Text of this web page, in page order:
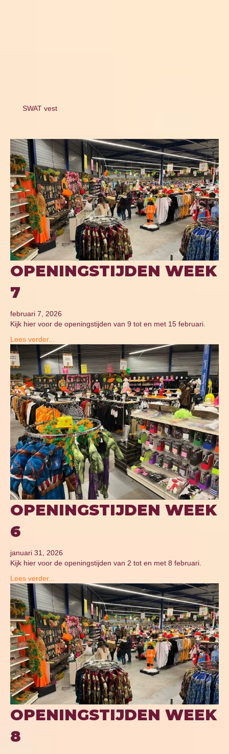
SWAT vest
OPENINGSTIJDEN WEEK
7
februari 7, 2026
Kijk hier voor de openingstijden van 9 tot en met 15 februari.
Lees verder...
OPENINGSTIJDEN WEEK
6
januari 31, 2026
Kijk hier voor de openingstijden van 2 tot en met 8 februari.
Lees verder...
OPENINGSTIJDEN WEEK
8